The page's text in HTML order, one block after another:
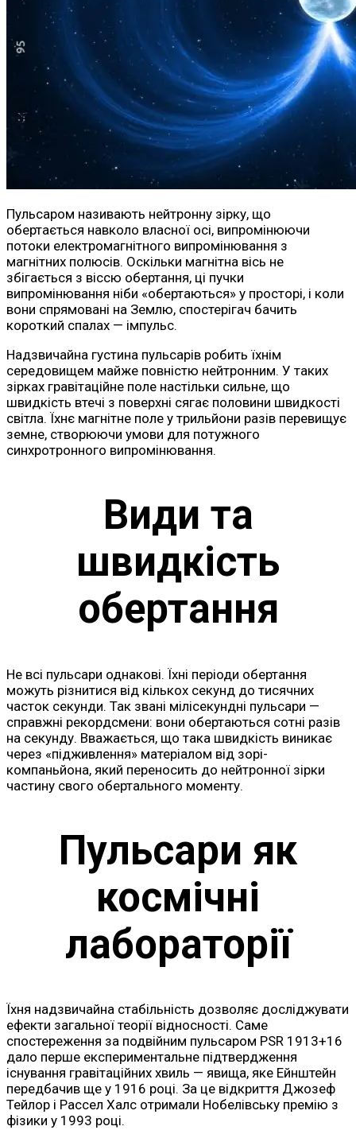
Пульсаром називають нейтронну зірку, що
обертається навколо власної осі, випромінюючи
потоки електромагнітного випромінювання з
магнітних полюсів. Оскільки магнітна вісь не
збігається з віссю обертання, ці пучки
випромінювання ніби «обертаються» у просторі, і коли
вони спрямовані на Землю, спостерігач бачить
короткий спалах — імпульс.
Надзвичайна густина пульсарів робить їхнім
середовищем майже повністю нейтронним. У таких
зірках гравітаційне поле настільки сильне, що
швидкість втечі з поверхні сягає половини швидкості
світла. Їхнє магнітне поле у трильйони разів перевищує
земне, створюючи умови для потужного
синхротронного випромінювання.
Види та
швидкість
обертання
Не всі пульсари однакові. Їхні періоди обертання
можуть різнитися від кількох секунд до тисячних
часток секунди. Так звані мілісекундні пульсари —
справжні рекордсмени: вони обертаються сотні разів
на секунду. Вважається, що така швидкість виникає
через «підживлення» матеріалом від зорі-
компаньйона, який переносить до нейтронної зірки
частину свого обертального моменту.
Пульсари як
космічні
лабораторії
Їхня надзвичайна стабільність дозволяє досліджувати
ефекти загальної теорії відносності. Саме
спостереження за подвійним пульсаром PSR 1913+16
дало перше експериментальне підтвердження
існування гравітаційних хвиль — явища, яке Ейнштейн
передбачив ще у 1916 році. За це відкриття Джозеф
Тейлор і Рассел Халс отримали Нобелівську премію з
фізики у 1993 році.